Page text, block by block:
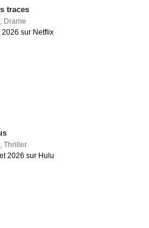
traces
, Drame
2026 sur Netflix
,Thriller
2026 sur Hulu